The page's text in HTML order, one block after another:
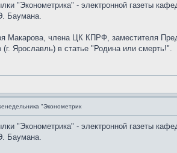
"Эконометрика" - электронной газеты
Баумана.
Макарова, члена ЦК КПРФ, заместителя
Ярославль) в статье "Родина или смерть!".
"Эконометрик
"Эконометрика" - электронной газеты
Баумана.